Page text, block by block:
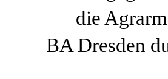
die
BA Dresden